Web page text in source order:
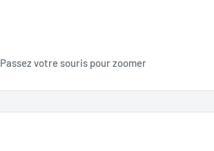
Passez votre souris pour zoomer